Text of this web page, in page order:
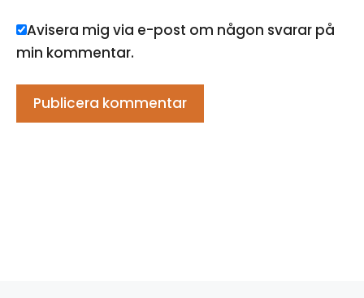
Avisera mig via e-post om någon svarar på
min kommentar.